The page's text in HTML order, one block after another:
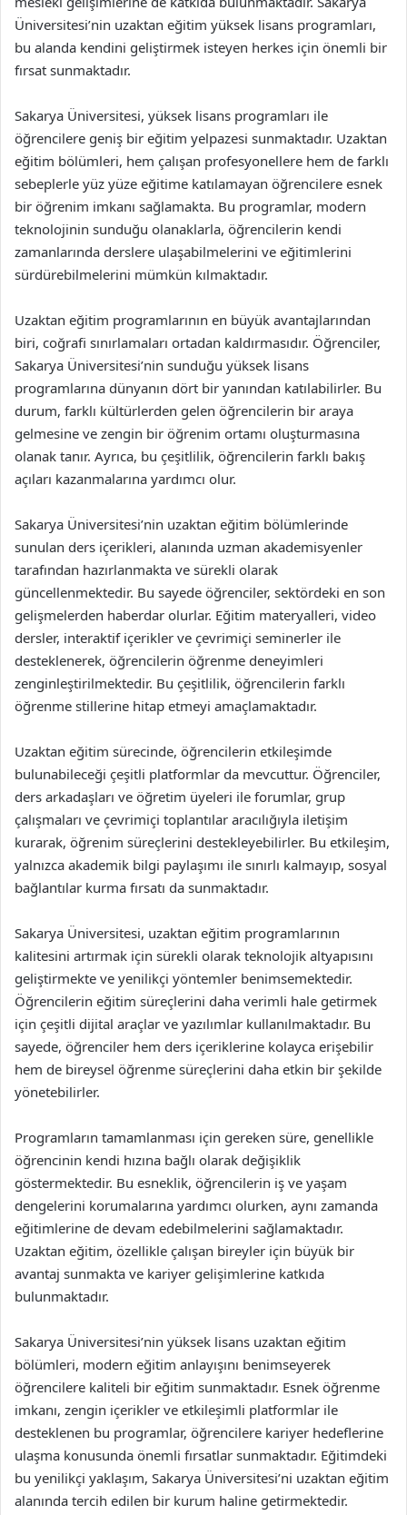
Üniversitesi’nin uzaktan eğitim yüksek lisans programları,
bu alanda kendini geliştirmek isteyen herkes için önemli bir
fırsat sunmaktadır.
Sakarya Üniversitesi, yüksek lisans programları ile
öğrencilere geniş bir eğitim yelpazesi sunmaktadır. Uzaktan
eğitim bölümleri, hem çalışan profesyonellere hem de farklı
sebeplerle yüz yüze eğitime katılamayan öğrencilere esnek
bir öğrenim imkanı sağlamakta. Bu programlar, modern
teknolojinin sunduğu olanaklarla, öğrencilerin kendi
zamanlarında derslere ulaşabilmelerini ve eğitimlerini
sürdürebilmelerini mümkün kılmaktadır.
Uzaktan eğitim programlarının en büyük avantajlarından
biri, coğrafi sınırlamaları ortadan kaldırmasıdır. Öğrenciler,
Sakarya Üniversitesi’nin sunduğu yüksek lisans
programlarına dünyanın dört bir yanından katılabilirler. Bu
durum, farklı kültürlerden gelen öğrencilerin bir araya
gelmesine ve zengin bir öğrenim ortamı oluşturmasına
olanak tanır. Ayrıca, bu çeşitlilik, öğrencilerin farklı bakış
açıları kazanmalarına yardımcı olur.
Sakarya Üniversitesi’nin uzaktan eğitim bölümlerinde
sunulan ders içerikleri, alanında uzman akademisyenler
tarafından hazırlanmakta ve sürekli olarak
güncellenmektedir. Bu sayede öğrenciler, sektördeki en son
gelişmelerden haberdar olurlar. Eğitim materyalleri, video
dersler, interaktif içerikler ve çevrimiçi seminerler ile
desteklenerek, öğrencilerin öğrenme deneyimleri
zenginleştirilmektedir. Bu çeşitlilik, öğrencilerin farklı
öğrenme stillerine hitap etmeyi amaçlamaktadır.
Uzaktan eğitim sürecinde, öğrencilerin etkileşimde
bulunabileceği çeşitli platformlar da mevcuttur. Öğrenciler,
ders arkadaşları ve öğretim üyeleri ile forumlar, grup
çalışmaları ve çevrimiçi toplantılar aracılığıyla iletişim
kurarak, öğrenim süreçlerini destekleyebilirler. Bu etkileşim,
yalnızca akademik bilgi paylaşımı ile sınırlı kalmayıp, sosyal
bağlantılar kurma fırsatı da sunmaktadır.
Sakarya Üniversitesi, uzaktan eğitim programlarının
kalitesini artırmak için sürekli olarak teknolojik altyapısını
geliştirmekte ve yenilikçi yöntemler benimsemektedir.
Öğrencilerin eğitim süreçlerini daha verimli hale getirmek
için çeşitli dijital araçlar ve yazılımlar kullanılmaktadır. Bu
sayede, öğrenciler hem ders içeriklerine kolayca erişebilir
hem de bireysel öğrenme süreçlerini daha etkin bir şekilde
yönetebilirler.
Programların tamamlanması için gereken süre, genellikle
öğrencinin kendi hızına bağlı olarak değişiklik
göstermektedir. Bu esneklik, öğrencilerin iş ve yaşam
dengelerini korumalarına yardımcı olurken, aynı zamanda
eğitimlerine de devam edebilmelerini sağlamaktadır.
Uzaktan eğitim, özellikle çalışan bireyler için büyük bir
avantaj sunmakta ve kariyer gelişimlerine katkıda
bulunmaktadır.
Sakarya Üniversitesi’nin yüksek lisans uzaktan eğitim
bölümleri, modern eğitim anlayışını benimseyerek
öğrencilere kaliteli bir eğitim sunmaktadır. Esnek öğrenme
imkanı, zengin içerikler ve etkileşimli platformlar ile
desteklenen bu programlar, öğrencilere kariyer hedeflerine
ulaşma konusunda önemli fırsatlar sunmaktadır. Eğitimdeki
bu yenilikçi yaklaşım, Sakarya Üniversitesi’ni uzaktan eğitim
alanında tercih edilen bir kurum haline getirmektedir.